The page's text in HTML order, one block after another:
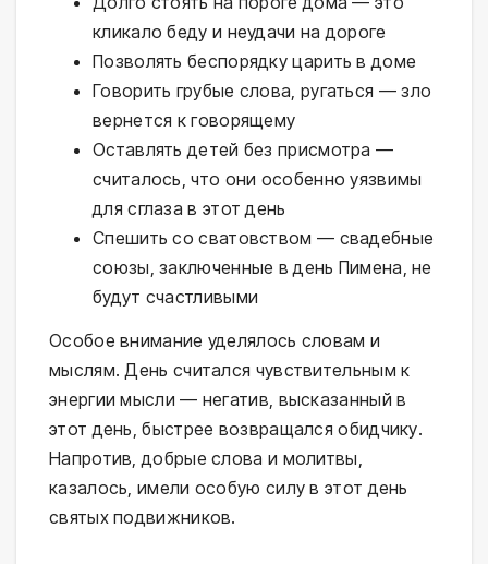
кликало беду и неудачи на дороге
Позволять беспорядку царить в доме
Говорить грубые слова, ругаться — зло
вернется к говорящему
Оставлять детей без присмотра —
считалось, что они особенно уязвимы
для сглаза в этот день
Спешить со сватовством — свадебные
союзы, заключенные в день Пимена, не
будут счастливыми
Особое внимание уделялось словам и
мыслям. День считался чувствительным к
энергии мысли — негатив, высказанный в
этот день, быстрее возвращался обидчику.
Напротив, добрые слова и молитвы,
казалось, имели особую силу в этот день
святых подвижников.